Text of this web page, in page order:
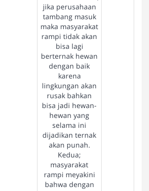
jika perusahaan
tambang masuk
maka masyarakat
rampi tidak akan
bisa lagi
berternak hewan
dengan baik
karena
lingkungan akan
rusak bahkan
bisa jadi hewan-
hewan yang
selama ini
dijadikan ternak
akan punah.
Kedua;
masyarakat
rampi meyakini
bahwa dengan